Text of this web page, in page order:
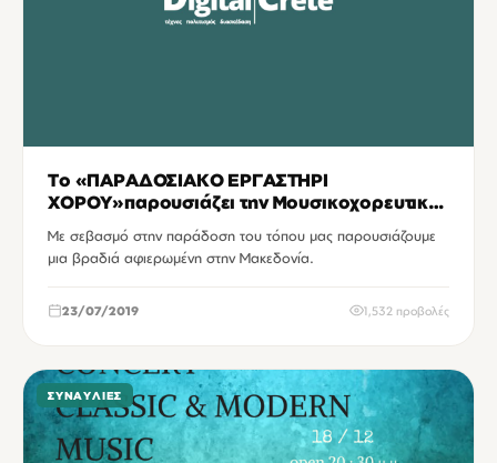
Το «ΠΑΡΑΔΟΣΙΑΚΟ ΕΡΓΑΣΤΗΡΙ
ΧΟΡΟΥ»παρουσιάζει την Μουσικοχορευτική
παράσταση«Η ΓΗ ΤΩΝ ΜΑΚΕΔΟΝΩΝ»
Με σεβασμό στην παράδοση του τόπου μας παρουσιάζουμε
μια βραδιά αφιερωμένη στην Μακεδονία.
23/07/2019 1,532 προβολές
ΣΥΝΑΥΛΊΕΣ